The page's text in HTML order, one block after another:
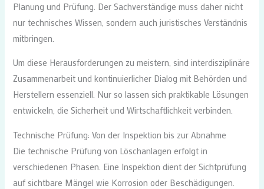
Planung und Prüfung. Der Sachverständige muss daher nicht
nur technisches Wissen, sondern auch juristisches Verständnis
mitbringen.
Um diese Herausforderungen zu meistern, sind interdisziplinäre
Zusammenarbeit und kontinuierlicher Dialog mit Behörden und
Herstellern essenziell. Nur so lassen sich praktikable Lösungen
entwickeln, die Sicherheit und Wirtschaftlichkeit verbinden.
Technische Prüfung: Von der Inspektion bis zur Abnahme
Die technische Prüfung von Löschanlagen erfolgt in
verschiedenen Phasen. Eine Inspektion dient der Sichtprüfung
auf sichtbare Mängel wie Korrosion oder Beschädigungen.